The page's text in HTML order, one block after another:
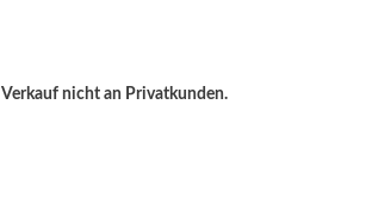
Verkauf nicht an Privatkunden.